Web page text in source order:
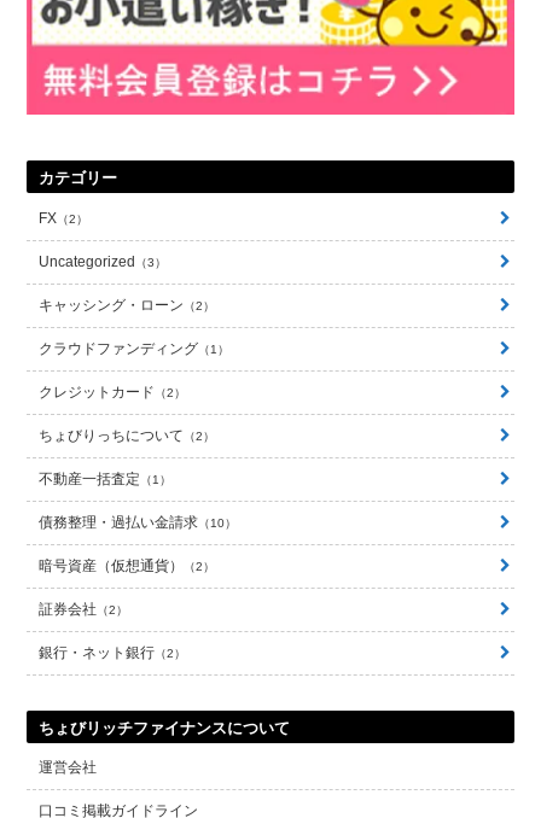
カテゴリー
FX 2
Uncategorized 3
キャッシング・ローン 2
クラウドファンディング 1
クレジットカード 2
ちょびりっちについて 2
不動産一括査定 1
債務整理・過払い金請求 10
暗号資産（仮想通貨） 2
証券会社 2
銀行・ネット銀行 2
ちょびリッチファイナンスについて
運営会社
口コミ掲載ガイドライン